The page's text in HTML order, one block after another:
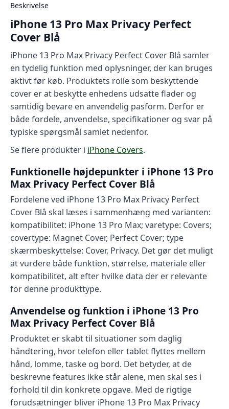
Beskrivelse
iPhone 13 Pro Max Privacy Perfect
Cover Blå
iPhone 13 Pro Max Privacy Perfect Cover Blå samler
en tydelig funktion med oplysninger, der kan bruges
aktivt før køb. Produktets rolle som beskyttende
cover er at beskytte enhedens udsatte flader og
samtidig bevare en anvendelig pasform. Derfor er
både fordele, anvendelse, specifikationer og svar på
typiske spørgsmål samlet nedenfor.
Se flere produkter i iPhone Covers.
Funktionelle højdepunkter i iPhone 13 Pro
Max Privacy Perfect Cover Blå
Fordelene ved iPhone 13 Pro Max Privacy Perfect
Cover Blå skal læses i sammenhæng med varianten:
kompatibilitet: iPhone 13 Pro Max; varetype: Covers;
covertype: Magnet Cover, Perfect Cover; type
skærmbeskyttelse: Cover, Privacy. Det gør det muligt
at vurdere både funktion, størrelse, materiale eller
kompatibilitet, alt efter hvilke data der er relevante
for denne produkttype.
Anvendelse og funktion i iPhone 13 Pro
Max Privacy Perfect Cover Blå
Produktet er skabt til situationer som daglig
håndtering, hvor telefon eller tablet flyttes mellem
hånd, lomme, taske og bord. Det betyder, at de
beskrevne features ikke står alene, men skal ses i
forhold til din konkrete opgave. Med de rigtige
forudsætninger bliver iPhone 13 Pro Max Privacy